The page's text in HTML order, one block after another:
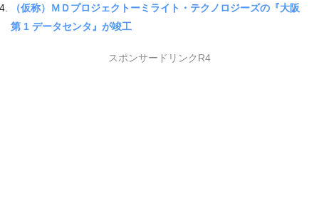
（仮称）ＭＤプロジェクトーミライト・テクノロジーズの『大阪
第 1 データセンタ』が竣工
スポンサードリンクR4